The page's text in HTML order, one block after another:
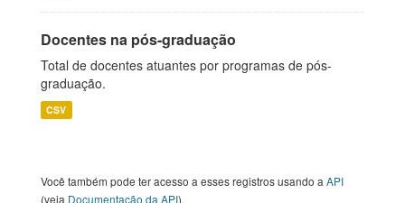
Docentes na pós-graduação
Total de docentes atuantes por programas de pós-
graduação.
CSV
Você também pode ter acesso a esses registros usando a API
(veja Documentação da API).